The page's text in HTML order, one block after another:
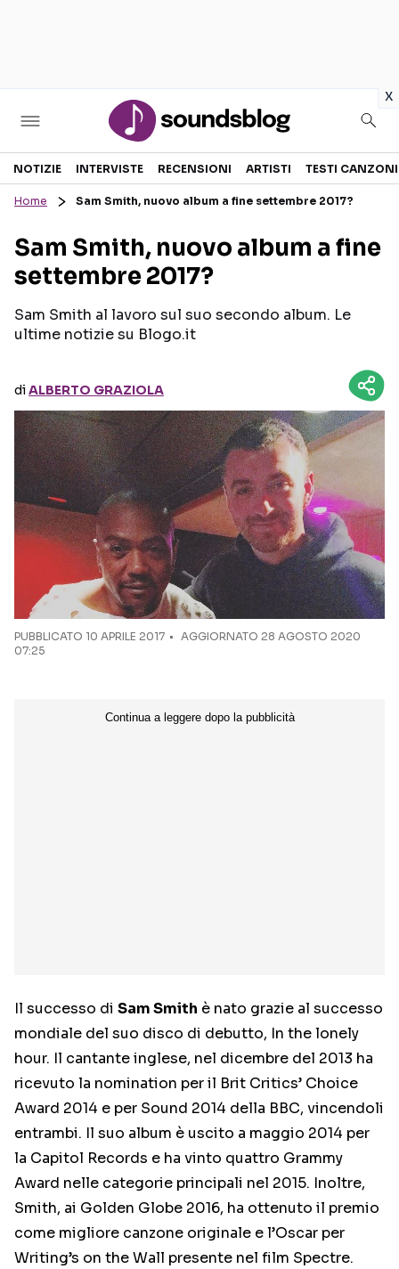
x
Sezioni
RECENSIONI MUSICALI
INTERVISTE
GOSSIP E CURIOSITÀ
TESTI CANZONI
TOUR ED EVENTI
TALENT SHOW
Seguici sui social
NOTIZIE INTERVISTE RECENSIONI ARTISTI TESTI CANZONI
Home Sam Smith, nuovo album a fine settembre 2017?
Sam Smith, nuovo album a fine
settembre 2017?
Sam Smith al lavoro sul suo secondo album. Le
ultime notizie su Blogo.it
diALBERTO GRAZIOLA
PUBBLICATO 10 APRILE 2017
AGGIORNATO 28 AGOSTO 2020
07:25
Il successo di Sam Smith è nato grazie al successo
mondiale del suo disco di debutto, In the lonely
hour. Il cantante inglese, nel dicembre del 2013 ha
ricevuto la nomination per il Brit Critics’ Choice
Award 2014 e per Sound 2014 della BBC, vincendoli
entrambi. Il suo album è uscito a maggio 2014 per
la Capitol Records e ha vinto quattro Grammy
Award nelle categorie principali nel 2015. Inoltre,
Smith, ai Golden Globe 2016, ha ottenuto il premio
come migliore canzone originale e l’Oscar per
Writing’s on the Wall presente nel film Spectre.